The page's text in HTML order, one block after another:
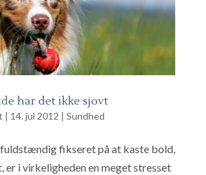
har det ikke sjovt
| 14. jul 2012 | Sundhed
fuldstændig fikseret på at kaste bold,
er i virkeligheden en meget stresset